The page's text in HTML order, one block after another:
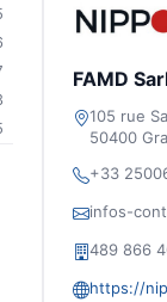
FAMD
105 rue
50400
+33
infos-
489 866
https://